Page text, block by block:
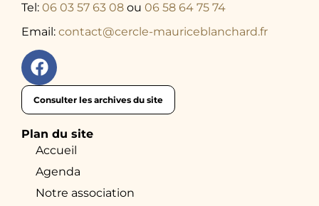
Tel: 06 03 57 63 08 ou 06 58 64 75 74
Email: contact@cercle-mauriceblanchard.fr
Consulter les archives du site
Plan du site
Accueil
Agenda
Notre association